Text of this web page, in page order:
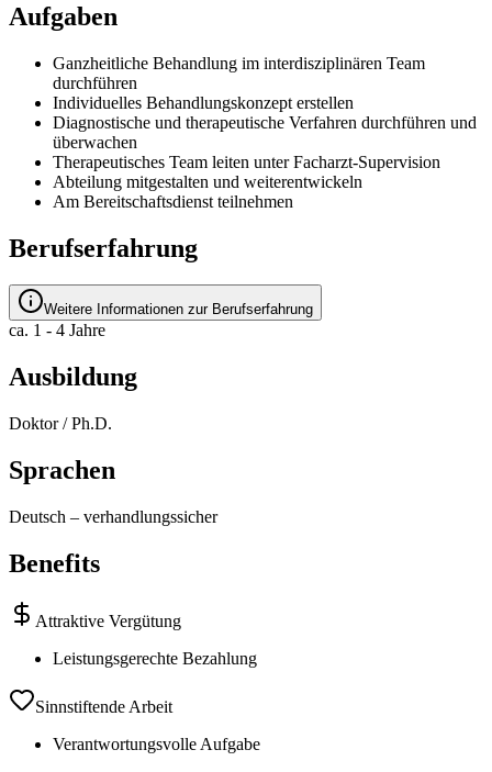
Aufgaben
Ganzheitliche Behandlung im interdisziplinären Team
durchführen
Individuelles Behandlungskonzept erstellen
Diagnostische und therapeutische Verfahren durchführen und
überwachen
Therapeutisches Team leiten unter Facharzt-Supervision
Abteilung mitgestalten und weiterentwickeln
Am Bereitschaftsdienst teilnehmen
Berufserfahrung
Weitere Informationen zur Berufserfahrung
ca. 1 - 4 Jahre
Ausbildung
Doktor / Ph.D.
Sprachen
Deutsch – verhandlungssicher
Benefits
Attraktive Vergütung
Leistungsgerechte Bezahlung
Sinnstiftende Arbeit
Verantwortungsvolle Aufgabe